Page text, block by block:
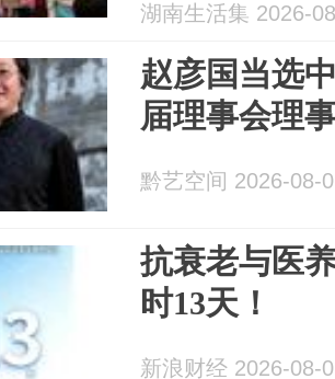
湖南生活集 2026-
赵彦国当选
届理事会理
黔艺空间 2026-08-
抗衰老与医
时13天！
新浪财经 2026-08-